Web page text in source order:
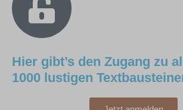
Hier gibt’s den Zugang zu
1000 lustigen